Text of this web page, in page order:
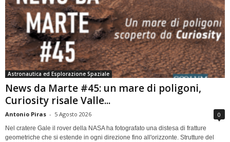
Astronautica ed Esplorazione Spaziale
News da Marte #45: un mare di poligoni,
Curiosity risale Valle...
Antonio Piras - 5 Agosto 2026 0
Nel cratere Gale il rover della NASA ha fotografato una distesa di fratture
geometriche che si estende in ogni direzione fino all'orizzonte. Strutture del